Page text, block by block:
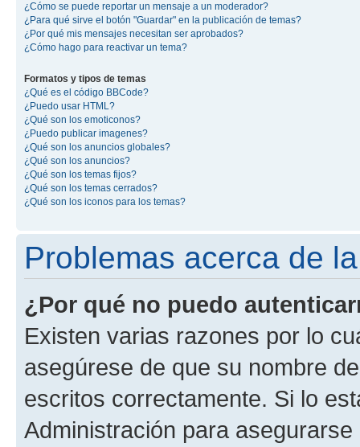
¿Cómo se puede reportar un mensaje a un moderador?
¿Para qué sirve el botón "Guardar" en la publicación de temas?
¿Por qué mis mensajes necesitan ser aprobados?
¿Cómo hago para reactivar un tema?
Formatos y tipos de temas
¿Qué es el código BBCode?
¿Puedo usar HTML?
¿Qué son los emoticonos?
¿Puedo publicar imagenes?
¿Qué son los anuncios globales?
¿Qué son los anuncios?
¿Qué son los temas fijos?
¿Qué son los temas cerrados?
¿Qué son los iconos para los temas?
Problemas acerca de
¿Por qué no puedo
Existen varias razones por lo
asegúrese de que su nombre
escritos correctamente. Si lo
Administración para